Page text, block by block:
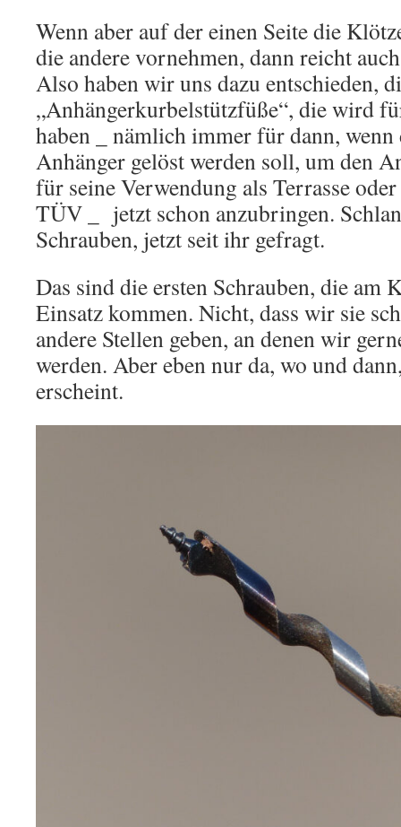
Wenn aber auf der einen Seite die
die andere vornehmen, dann reicht
Also haben wir uns dazu entschieden,
„Anhängerkurbelstützfüße“, die wird
haben _ nämlich immer für dann,
Anhänger gelöst werden soll, um den
für seine Verwendung als Terrasse
TÜV _ jetzt schon anzubringen.
Schrauben, jetzt seit ihr gefragt.
Das sind die ersten Schrauben, die am
Einsatz kommen. Nicht, dass wir sie
andere Stellen geben, an denen wir
werden. Aber eben nur da, wo und
erscheint.